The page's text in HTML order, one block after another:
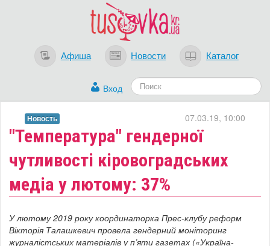
Афиша Новости Каталог
Вход
"Температура" гендерної
чутливості кіровоградських
медіа у лютому: 37%
07.03.19, 10:00
Новость
У лютому 2019 рокукоординаторка Прес-клубу реформ
Вікторія Талашкевич провела гендерний моніторинг
журналістських матеріалів у п’яти газетах («Україна-